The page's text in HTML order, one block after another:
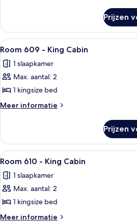
laden
602
King
Prijzen
Alle
foto's
voor
Room
609
-
laden
Een
6
Room 609 - King Cabin
1 slaapkamer
Max. aantal: 2
1 kingsize bed
Meer informatie
Meer
609
King
Prijzen
Alle
foto's
voor
Room
610
-
Een
6
Room 610 - King Cabin
1 slaapkamer
Max. aantal: 2
1 kingsize bed
Meer informatie
Meer